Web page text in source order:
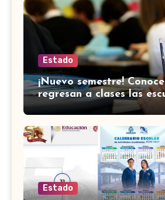
Estado
¡Nuevo semestre!
regresan a clases las
normales en Guanajuato
Estado